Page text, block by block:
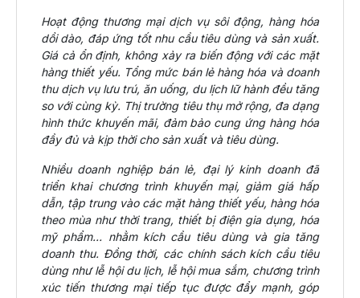
Hoạt động thương mại dịch vụ sôi động, hàng hóa
dồi dào, đáp ứng tốt nhu cầu tiêu dùng và sản xuất.
Giá cả ổn định, không xảy ra biến động với các mặt
hàng thiết yếu. Tổng mức bán lẻ hàng hóa và doanh
thu dịch vụ lưu trú, ăn uống, du lịch lữ hành đều tăng
so với cùng kỳ. Thị trường tiêu thụ mở rộng, đa dạng
hình thức khuyến mãi, đảm bảo cung ứng hàng hóa
đầy đủ và kịp thời cho sản xuất và tiêu dùng.
Nhiều doanh nghiệp bán lẻ, đại lý kinh doanh đã
triển khai chương trình khuyến mại, giảm giá hấp
dẫn, tập trung vào các mặt hàng thiết yếu, hàng hóa
theo mùa như thời trang, thiết bị điện gia dụng, hóa
mỹ phẩm… nhằm kích cầu tiêu dùng và gia tăng
doanh thu. Đồng thời, các chính sách kích cầu tiêu
dùng như lễ hội du lịch, lễ hội mua sắm, chương trình
xúc tiến thương mại tiếp tục được đẩy mạnh, góp